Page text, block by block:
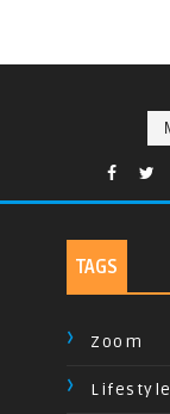
TAGS
Zoom
Lifestyle